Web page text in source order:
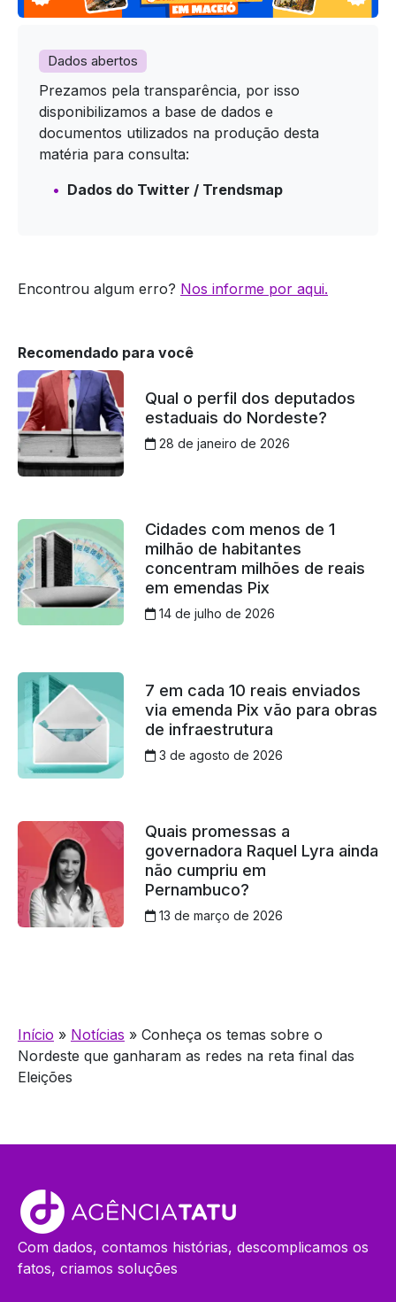
Dados abertos
Prezamos pela transparência, por isso
disponibilizamos a base de dados e
documentos utilizados na produção desta
matéria para consulta:
Dados do Twitter / Trendsmap
Encontrou algum erro? Nos informe por aqui.
Recomendado para você
Qual o perfil dos deputados
estaduais do Nordeste?
28 de janeiro de 2026
Cidades com menos de 1
milhão de habitantes
concentram milhões de reais
em emendas Pix
14 de julho de 2026
7 em cada 10 reais enviados
via emenda Pix vão para obras
de infraestrutura
3 de agosto de 2026
Quais promessas a
governadora Raquel Lyra ainda
não cumpriu em
Pernambuco?
13 de março de 2026
Início » Notícias » Conheça os temas sobre o
Nordeste que ganharam as redes na reta final das
Eleições
Com dados, contamos histórias, descomplicamos os
fatos, criamos soluções